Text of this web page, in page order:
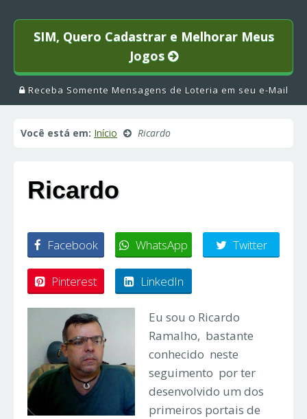
SIM, Quero Cadastrar e Melhorar Meus
Jogos
Receba Somente Mensagens de Loteria em seu e-Mail
Você está em: Início Ricardo
Ricardo
Facebook WhatsApp Twitter
Pinterest LinkedIn
Eu sou o Ricardo
Ramalho, bastante
conhecido neste
seguimento por ter
desenvolvido um dos
primeiros portais de